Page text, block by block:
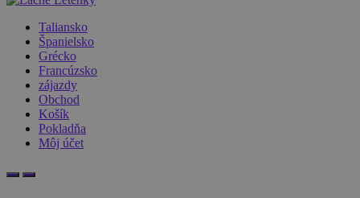
Taliansko
Španielsko
Grécko
Francúzsko
zájazdy
Obchod
Košík
Pokladňa
Môj účet